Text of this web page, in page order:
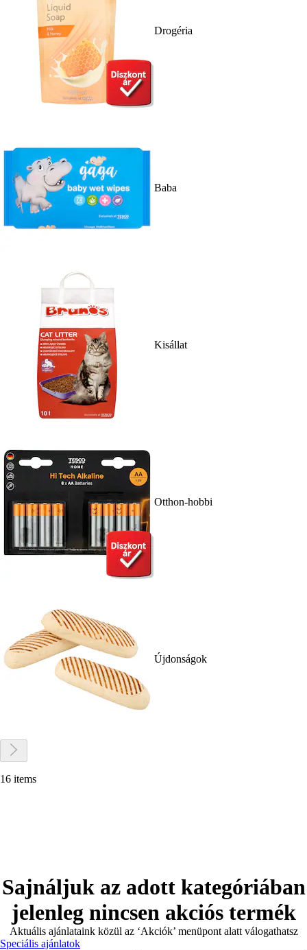
Drogéria
Baba
Kisállat
Otthon-hobbi
Újdonságok
16 items
Sajnáljuk az adott kategóriában
jelenleg nincsen akciós termék
Aktuális ajánlataink közül az ‘Akciók’ menüpont alatt válogathatsz
Speciális ajánlatok